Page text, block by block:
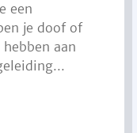
een
je doof of
aan